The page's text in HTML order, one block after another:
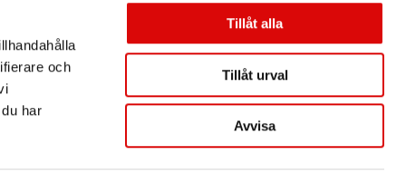
och
har
Tillåt alla
Tillåt urval
Avvisa
Ja, jag vill prenumerera på nyhetsbrevet.